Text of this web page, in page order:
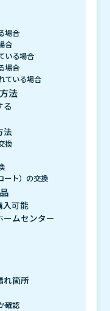
場合
合
いる場合
場合
ている場合
法
る
法
換
ート）の交換
入可能
ムセンター
れ箇所
確認